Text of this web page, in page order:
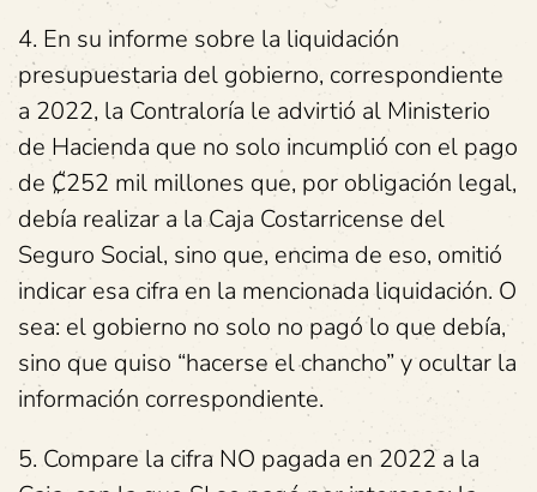
4. En su informe sobre la liquidación
presupuestaria del gobierno, correspondiente
a 2022, la Contraloría le advirtió al Ministerio
de Hacienda que no solo incumplió con el pago
de ₡252 mil millones que, por obligación legal,
debía realizar a la Caja Costarricense del
Seguro Social, sino que, encima de eso, omitió
indicar esa cifra en la mencionada liquidación. O
sea: el gobierno no solo no pagó lo que debía,
sino que quiso “hacerse el chancho” y ocultar la
información correspondiente.
5. Compare la cifra NO pagada en 2022 a la